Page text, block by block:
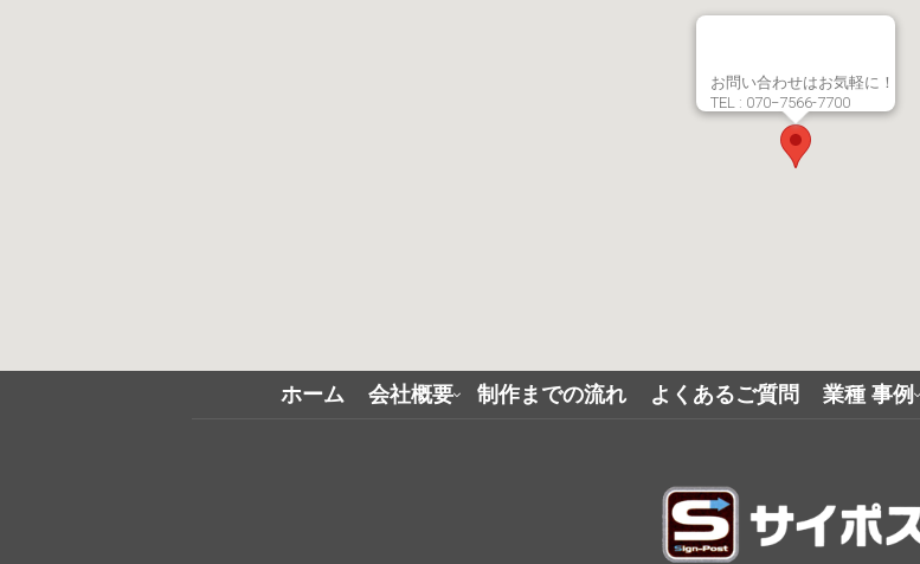
お問い合わせはお気軽に！
TEL : 070−7566-7700
ホーム 会社概要 制作までの流れ よくあるご質問 業種 事例